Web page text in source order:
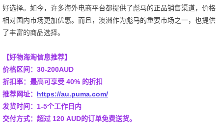
好选择。如今，许多海外电商平台都提供了彪马的正品销售渠道，价格
相对国内市场更加优惠。而且，澳洲作为彪马的重要市场之一，也提供
了丰富的商品选择。
【好物海淘信息推荐】
价格区间：30-200AUD
折扣率：最高可享受 40% 的折扣
推荐网址： https://au.puma.com/
发货时间：1-5个工作日内
交付方式：超过 120 AUD的订单免费送货。